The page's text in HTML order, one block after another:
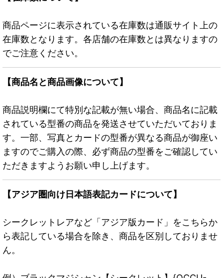
商品ページに表示されている在庫数は通販サイト上の
在庫数となります。各店舗の在庫数とは異なりますの
でご注意ください。
【商品名と商品画像について】
商品説明欄にて特別な記載が無い場合、商品名に記載
されている型番の商品を発送させていただいておりま
す。一部、写真とカードの型番が異なる商品が御座い
ますのでご購入の際、必ず商品の型番をご確認してい
ただきますようお願い申し上げます。
【アジア圏向け日本語表記カードについて】
シークレットレアなど「アジア版カード」をこちらか
ら表記している場合を除き、商品を区別しておりませ
ん。